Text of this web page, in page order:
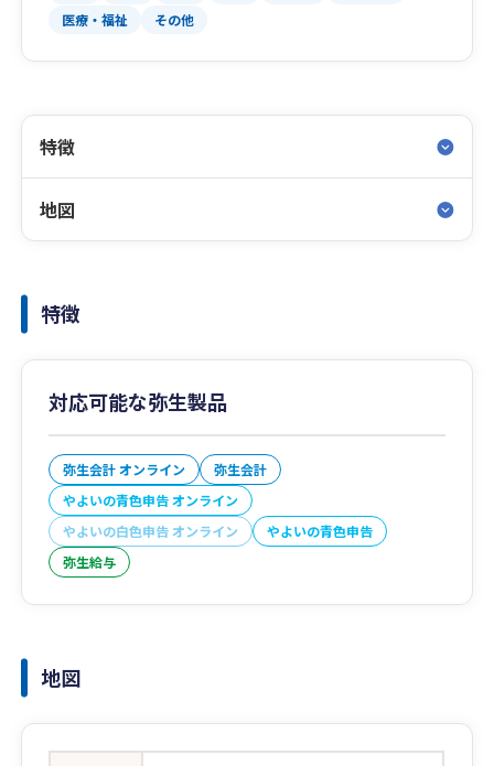
医療・福祉
その他
特徴
地図
特徴
対応可能な弥生製品
弥生会計 オンライン
弥生会計
やよいの青色申告 オンライン
やよいの白色申告 オンライン
やよいの青色申告
弥生給与
地図